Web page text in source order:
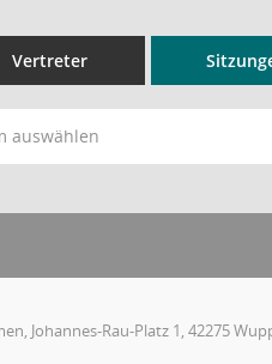
Vertreter
auswählen
Johannes-Rau-Platz 1, 42275